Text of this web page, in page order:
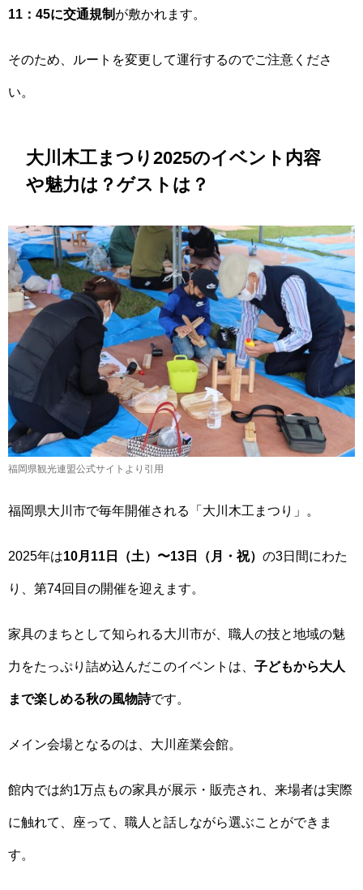
11：45に交通規制 が敷かれます。
そのため、ルートを変更して運行するのでご注意くださ
い。
大川木工まつり2025のイベント内容
や魅力は？ゲストは？
福岡県観光連盟公式サイトより引用
福岡県大川市で毎年開催される「大川木工まつり」。
2025年は10月11日（土）〜13日（月・祝） の3日間にわた
り、第74回目の開催を迎えます。
家具のまちとして知られる大川市が、職人の技と地域の魅
力をたっぷり詰め込んだこのイベントは、 子どもから大人
まで楽しめる秋の風物詩です。
メイン会場となるのは、大川産業会館。
館内では約1万点もの家具が展示・販売され、来場者は実際
に触れて、座って、職人と話しながら選ぶことができま
す。